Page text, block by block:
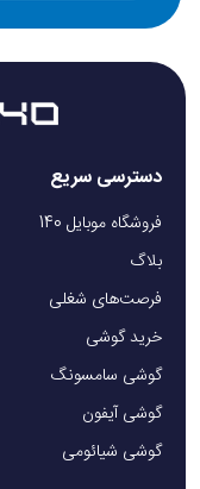
دسترسی سریع
فروشگاه موبایل 140
بلاگ
فرصت‌های شغلی
خرید گوشی
گوشی سامسونگ
گوشی آیفون
گوشی شیائومی